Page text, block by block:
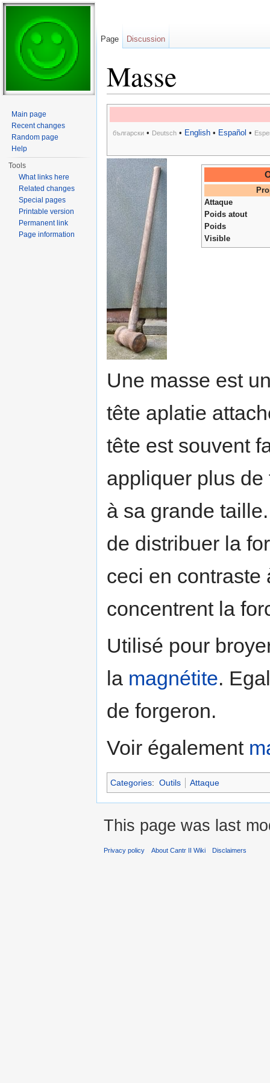
Masse
български• Deutsch• English• Español •
Attaque
Poids atout
Poids
Visible
Une masse est
tête aplatie
tête est souvent
appliquer plus
à sa grande
de distribuer la
ceci en contraste
concentrent la
Utilisé pour
la magnétite.
de forgeron.
Voir également
Categories: Outils Attaque
Page Discussion
Main page
Recent changes
Random page
Help
Tools
What links here
Related changes
Special pages
Printable version
Permanent link
Page information
This page was last
Privacy policy About Cantr II Wiki Disclaimers